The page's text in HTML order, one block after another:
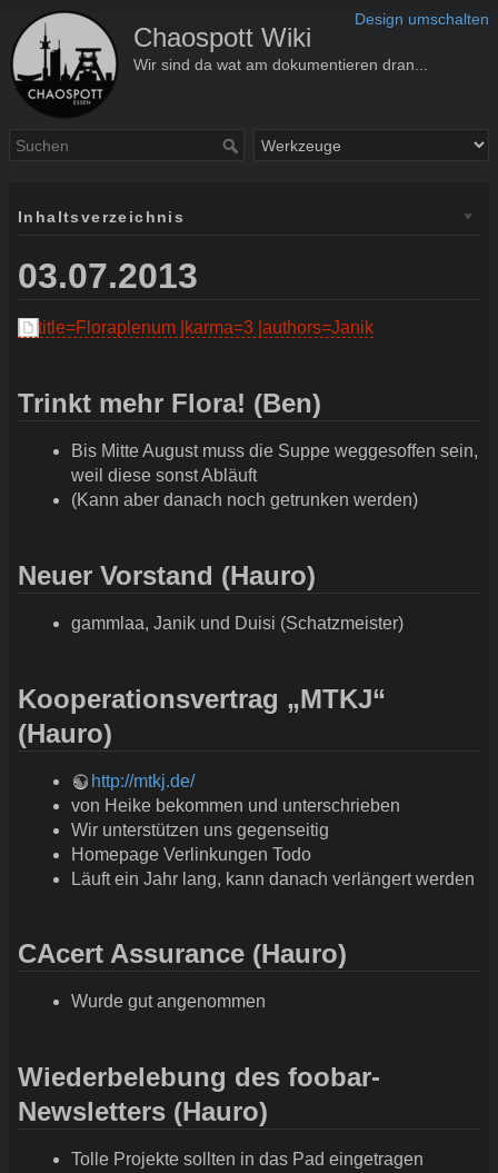
Design umschalten
Chaospott Wiki
Wir sind da wat am dokumentieren dran...
Inhaltsverzeichnis
03.07.2013
title=Floraplenum |karma=3 |authors=Janik
Trinkt mehr Flora! (Ben)
Bis Mitte August muss die Suppe weggesoffen sein,
weil diese sonst Abläuft
(Kann aber danach noch getrunken werden)
Neuer Vorstand (Hauro)
gammlaa, Janik und Duisi (Schatzmeister)
Kooperationsvertrag „MTKJ“
(Hauro)
http://mtkj.de/
von Heike bekommen und unterschrieben
Wir unterstützen uns gegenseitig
Homepage Verlinkungen Todo
Läuft ein Jahr lang, kann danach verlängert werden
CAcert Assurance (Hauro)
Wurde gut angenommen
Wiederbelebung des foobar-
Newsletters (Hauro)
Tolle Projekte sollten in das Pad eingetragen